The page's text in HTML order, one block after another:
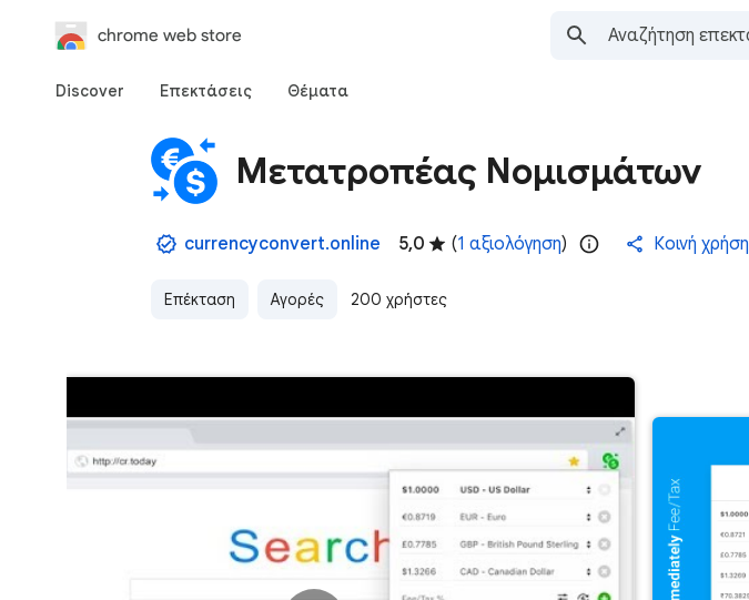
chrome web store
Discover Επεκτάσεις Θέματα
Μετατροπέας Νομισμάτων
currencyconvert.online 5,0 (1 αξιολόγηση) Κοινή χρήση
Επέκταση Αγορές 200 χρήστες